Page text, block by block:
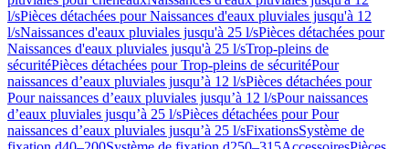
l/sPièces détachées pour Naissances d'eaux pluviales jusqu'à 12
l/sNaissances d'eaux pluviales jusqu'à 25 l/sPièces détachées pour
Naissances d'eaux pluviales jusqu'à 25 l/sTrop-pleins de
sécuritéPièces détachées pour Trop-pleins de sécuritéPour
naissances d’eaux pluviales jusqu’à 12 l/sPièces détachées pour
Pour naissances d’eaux pluviales jusqu’à 12 l/sPour naissances
d’eaux pluviales jusqu’à 25 l/sPièces détachées pour Pour
naissances d’eaux pluviales jusqu’à 25 l/sFixationsSystème de